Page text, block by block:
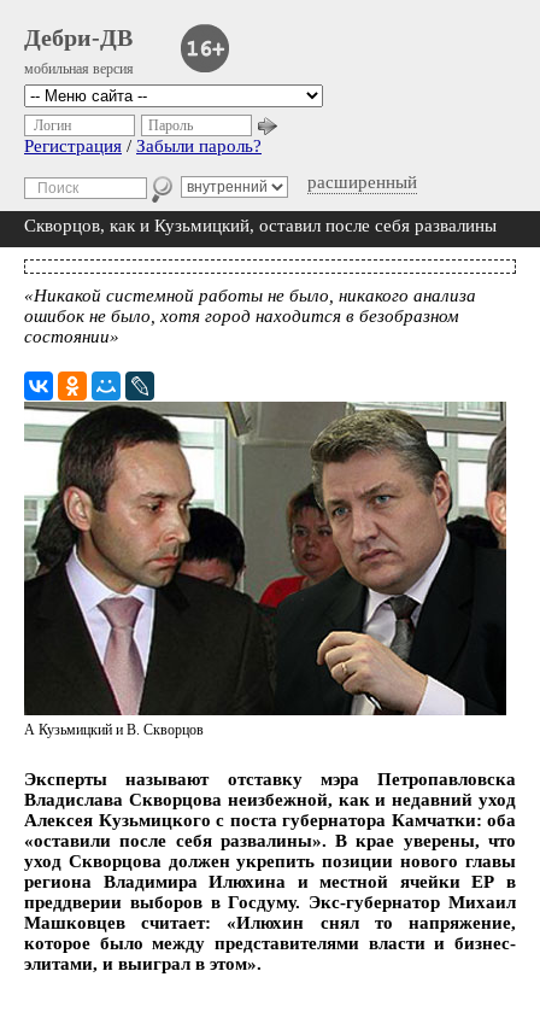
Дебри-ДВ
мобильная версия
расширенный
Логин Пароль
Регистрация / Забыли пароль?
Скворцов, как и Кузьмицкий, оставил после себя развалины
«Никакой системной работы не было, никакого анализа
ошибок не было, хотя город находится в безобразном
состоянии»
А Кузьмицкий и В. Скворцов
Эксперты называют отставку мэра Петропавловска
Владислава Скворцова неизбежной, как и недавний уход
Алексея Кузьмицкого с поста губернатора Камчатки: оба
«оставили после себя развалины». В крае уверены, что
уход Скворцова должен укрепить позиции нового главы
региона Владимира Илюхина и местной ячейки ЕР в
преддверии выборов в Госдуму. Экс-губернатор Михаил
Машковцев считает: «Илюхин снял то напряжение,
которое было между представителями власти и бизнес-
элитами, и выиграл в этом».